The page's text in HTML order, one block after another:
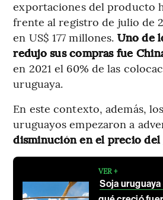
exportaciones del producto
frente al registro de julio de
en US$ 177 millones. Uno de
redujo sus compras fue
en 2021 el 60% de las
uruguaya.
En este contexto, además,
uruguayos empezaron a
disminución en el precio del
VER +
Soja